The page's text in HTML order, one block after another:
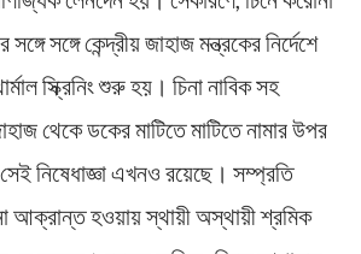
সঙ্গে কেন্দ্রীয় জাহাজ মন্ত্রকের নির্দেশে
স্ক্রিনিং শুরু হয়। চিনা নাবিক সহ
থেকে ডকের মাটিতে মাটিতে নামার উপর
সেই নিষেধাজ্ঞা এখনও রয়েছে। সম্প্রতি
আক্রান্ত হওয়ায় স্থায়ী অস্থায়ী শ্রমিক